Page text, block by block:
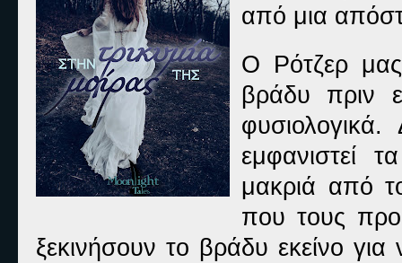
από μια
Ο Ρότζερ μας
βράδυ πριν
εμφανιστεί
μακριά από
που τους
ξεκινήσουν το βράδυ εκείνο